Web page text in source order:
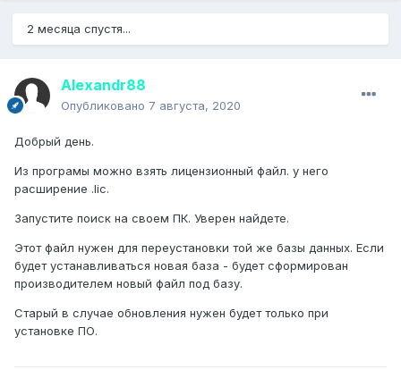
2 месяца спустя...
Alexandr88
Опубликовано 7 августа, 2020
Добрый день.
Из програмы можно взять лицензионный файл. у него
расширение .lic.
Запустите поиск на своем ПК. Уверен найдете.
Этот файл нужен для переустановки той же базы данных. Если
будет устанавливаться новая база - будет сформирован
производителем новый файл под базу.
Старый в случае обновления нужен будет только при
установке ПО.